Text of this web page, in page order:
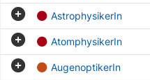
AstrophysikerIn
AtomphysikerIn
AugenoptikerIn